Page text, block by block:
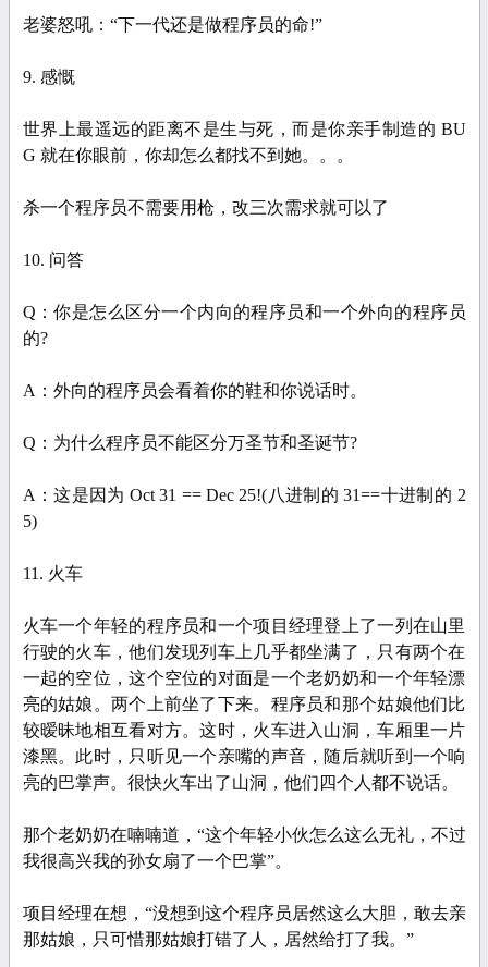
老婆怒吼：“下一代还是做程序员的命!”
9. 感慨
世界上最遥远的距离不是生与死，而是你亲手制造的 BU
G 就在你眼前，你却怎么都找不到她。。。
杀一个程序员不需要用枪，改三次需求就可以了
10. 问答
Q：你是怎么区分一个内向的程序员和一个外向的程序员
的?
A：外向的程序员会看着你的鞋和你说话时。
Q：为什么程序员不能区分万圣节和圣诞节?
A：这是因为 Oct 31 == Dec 25!(八进制的 31==十进制的 2
5)
11. 火车
火车一个年轻的程序员和一个项目经理登上了一列在山里
行驶的火车，他们发现列车上几乎都坐满了，只有两个在
一起的空位，这个空位的对面是一个老奶奶和一个年轻漂
亮的姑娘。两个上前坐了下来。程序员和那个姑娘他们比
较暧昧地相互看对方。这时，火车进入山洞，车厢里一片
漆黑。此时，只听见一个亲嘴的声音，随后就听到一个响
亮的巴掌声。很快火车出了山洞，他们四个人都不说话。
那个老奶奶在喃喃道，“这个年轻小伙怎么这么无礼，不过
我很高兴我的孙女扇了一个巴掌”。
项目经理在想，“没想到这个程序员居然这么大胆，敢去亲
那姑娘，只可惜那姑娘打错了人，居然给打了我。”